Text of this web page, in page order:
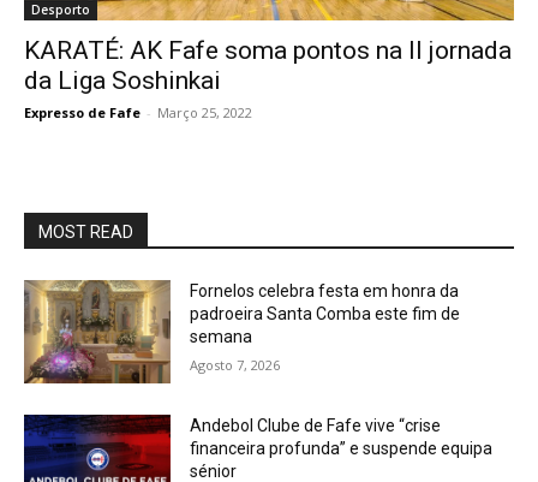
Desporto
KARATÉ: AK Fafe soma pontos na II jornada
da Liga Soshinkai
Expresso de Fafe - Março 25, 2022
MOST READ
Fornelos celebra festa em honra da
padroeira Santa Comba este fim de
semana
Agosto 7, 2026
Andebol Clube de Fafe vive “crise
financeira profunda” e suspende equipa
sénior